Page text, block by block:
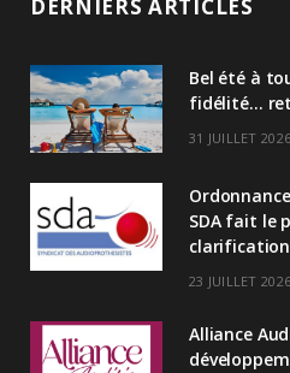
e
n
DERNIERS ARTICLES
Bel été à
fidélité…
31 JUILLET 2026
SDA fait le
23 JUILLET 2026
Alliance